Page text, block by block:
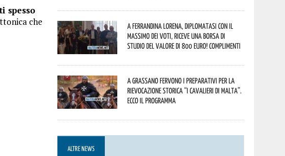
spesso
che
A Ferrandina Lorena, diplomatasi con il
massimo dei voti, riceve una borsa di
studio del valore di 800 euro! Complimenti
A Grassano fervono i preparativi per la
Rievocazione Storica “I CAVALIERI DI MALTA”.
Ecco il programma
ALTRE NEWS